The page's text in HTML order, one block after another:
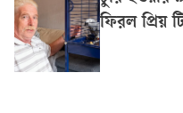
ফিরল প্রিয়